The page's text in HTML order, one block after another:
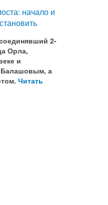
начало и
2-
Орла,
и
Балашовым, а
Читать